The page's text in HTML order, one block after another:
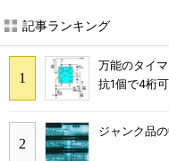
記事ランキング
万能のタイ
抗1個で4桁
ジャンク品